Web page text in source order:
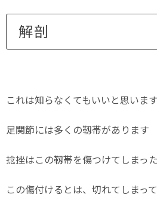
解剖
これは知らなくてもいいと思いま
足関節には多くの靱帯があります
捻挫はこの靱帯を傷つけてしまっ
この傷付けるとは、切れてしまっ